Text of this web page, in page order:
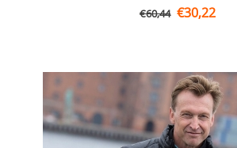
€60,44 €30,22